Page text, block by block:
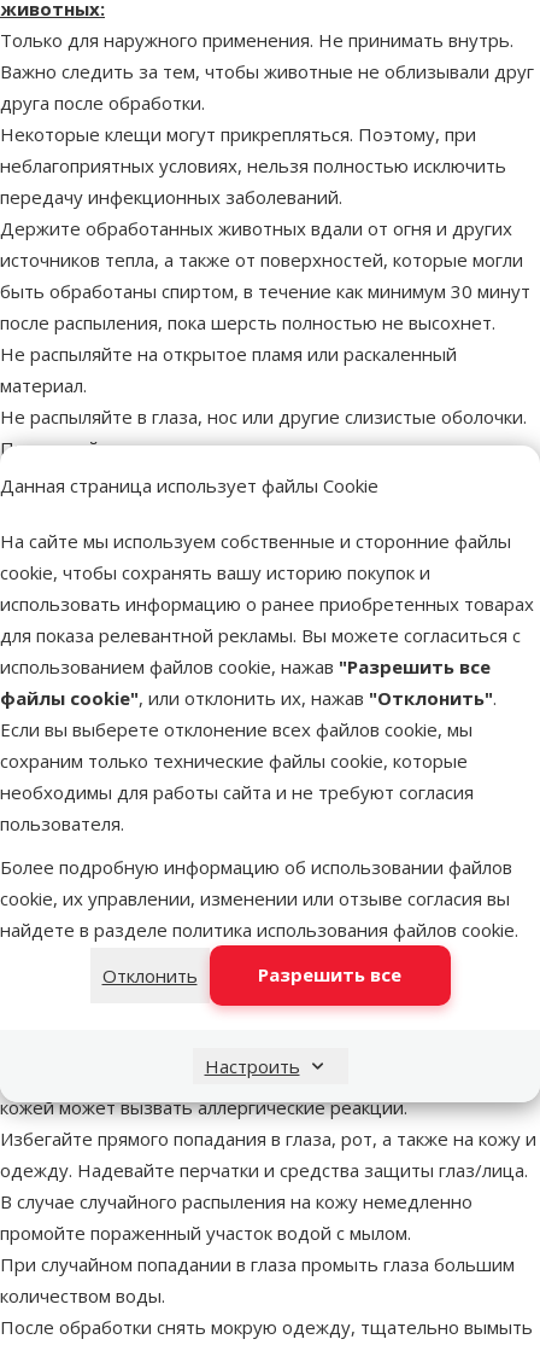
Данная страница использует файлы Cookie
На сайте мы используем собственные и сторонние файлы
cookie, чтобы сохранять вашу историю покупок и
использовать информацию о ранее приобретенных товарах
для показа релевантной рекламы. Вы можете согласиться с
использованием файлов cookie, нажав "Разрешить все
файлы cookie", или отклонить их, нажав "Отклонить".
Если вы выберете отклонение всех файлов cookie, мы
сохраним только технические файлы cookie, которые
необходимы для работы сайта и не требуют согласия
пользователя.
Более подробную информацию об использовании файлов
cookie, их управлении, изменении или отзыве согласия вы
найдете в разделе политика использования файлов cookie.
Отклонить
Разрешить все
Настроить
животных:
Только для наружного применения. Не принимать внутрь.
Важно следить за тем, чтобы животные не облизывали друг
друга после обработки.
Некоторые клещи могут прикрепляться. Поэтому, при
неблагоприятных условиях, нельзя полностью исключить
передачу инфекционных заболеваний.
Держите обработанных животных вдали от огня и других
источников тепла, а также от поверхностей, которые могли
быть обработаны спиртом, в течение как минимум 30 минут
после распыления, пока шерсть полностью не высохнет.
Не распыляйте на открытое пламя или раскаленный
материал.
Не распыляйте в глаза, нос или другие слизистые оболочки.
При случайном попадании в глаза немедленно промыть
большим количеством воды.
течение 3 дней после обработки.
Лицо, вводящее ветеринарный лекарственный
препарат животным, должно соблюдать особые меры
предосторожности:
Не распыляйте на открытое пламя или раскаленный
материал.
Хранить вдали от источников возгорания.
Не прокалывать и не сжигать флакон после использования.
Использование аэрозолей иногда может привести к
образованию взрывоопасных смесей воздуха и газа.
Использовать только в хорошо проветриваемых
помещениях.
Не вдыхать пары аэрозоля.
Не распыляйте на ветер.
Не распыляйте на других людей.
Во время использования препарата нельзя есть, пить и
Это лекарство вызывает раздражение глаз, а контакт с
кожей может вызвать аллергические реакции.
Избегайте прямого попадания в глаза, рот, а также на кожу и
одежду. Надевайте перчатки и средства защиты глаз/лица.
В случае случайного распыления на кожу немедленно
промойте пораженный участок водой с мылом.
При случайном попадании в глаза промыть глаза большим
количеством воды.
После обработки снять мокрую одежду, тщательно вымыть